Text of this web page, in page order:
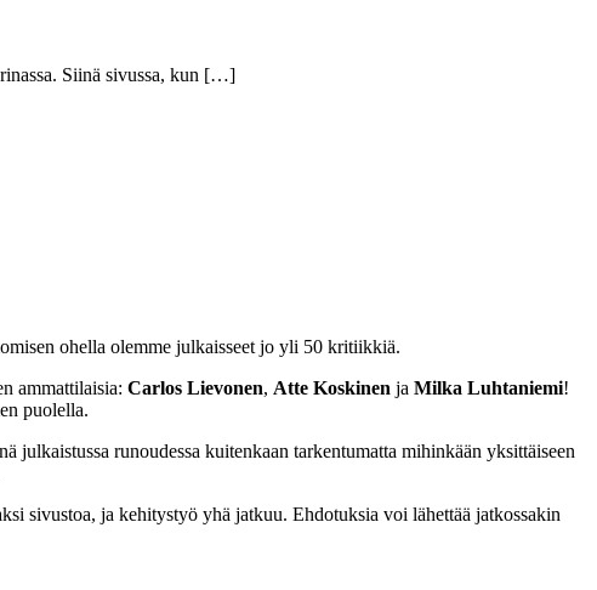
Siinä sivussa, kun […]
ohella olemme julkaisseet jo yli 50 kritiikkiä.
ammattilaisia: Carlos Lievonen, Atte Koskinen ja Milka Luhtaniemi!
puolella.
julkaistussa runoudessa kuitenkaan tarkentumatta mihinkään yksittäiseen
sivustoa, ja kehitystyö yhä jatkuu. Ehdotuksia voi lähettää jatkossakin